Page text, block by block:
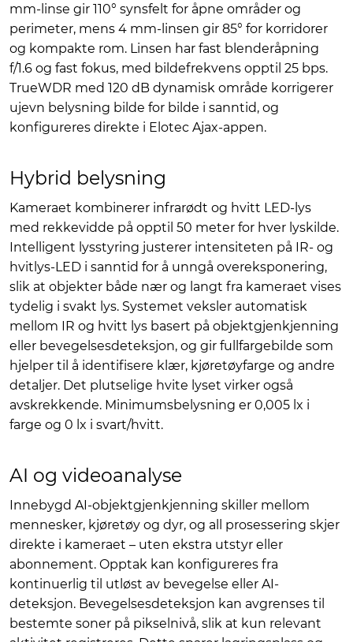
mm-linse gir 110° synsfelt for åpne områder og
perimeter, mens 4 mm-linsen gir 85° for korridorer
og kompakte rom. Linsen har fast blenderåpning
f/1.6 og fast fokus, med bildefrekvens opptil 25 bps.
TrueWDR med 120 dB dynamisk område korrigerer
ujevn belysning bilde for bilde i sanntid, og
konfigureres direkte i Elotec Ajax-appen.
Hybrid belysning
Kameraet kombinerer infrarødt og hvitt LED-lys
med rekkevidde på opptil 50 meter for hver lyskilde.
Intelligent lysstyring justerer intensiteten på IR- og
hvitlys-LED i sanntid for å unngå overeksponering,
slik at objekter både nær og langt fra kameraet vises
tydelig i svakt lys. Systemet veksler automatisk
mellom IR og hvitt lys basert på objektgjenkjenning
eller bevegelsesdeteksjon, og gir fullfargebilde som
hjelper til å identifisere klær, kjøretøyfarge og andre
detaljer. Det plutselige hvite lyset virker også
avskrekkende. Minimumsbelysning er 0,005 lx i
farge og 0 lx i svart/hvitt.
AI og videoanalyse
Innebygd AI-objektgjenkjenning skiller mellom
mennesker, kjøretøy og dyr, og all prosessering skjer
direkte i kameraet – uten ekstra utstyr eller
abonnement. Opptak kan konfigureres fra
kontinuerlig til utløst av bevegelse eller AI-
deteksjon. Bevegelsesdeteksjon kan avgrenses til
bestemte soner på pikselnivå, slik at kun relevant